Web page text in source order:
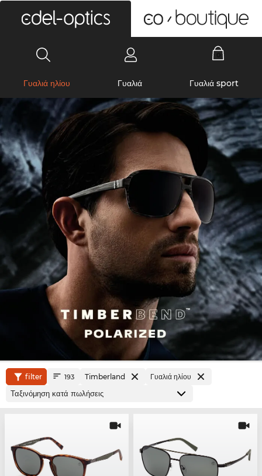
Γυαλιά ηλίου Γυαλιά Γυαλιά sport
filter 193 Timberland Γυαλιά ηλίου